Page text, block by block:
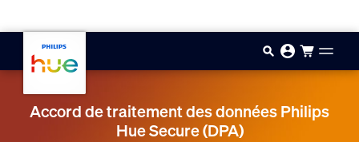
Accord de traitement des données Philips
Hue Secure (DPA)